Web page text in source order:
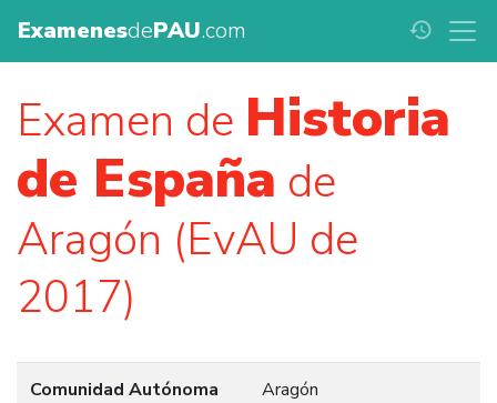
ExamenesdePAU.com history
Examen de Historia
de España de
Aragón (EvAU de
2017)
Comunidad Autónoma Aragón